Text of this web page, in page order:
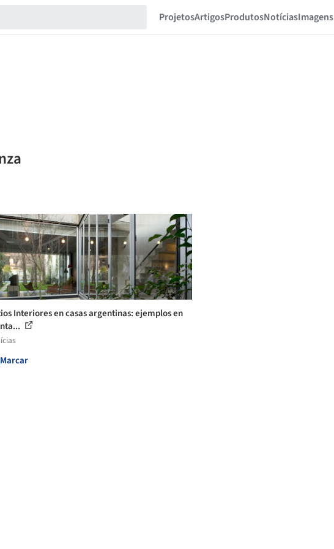
ProjetosArtigosProdutosNotíciasImagens
Interiores en casas argentinas: ejemplos en
Marcar